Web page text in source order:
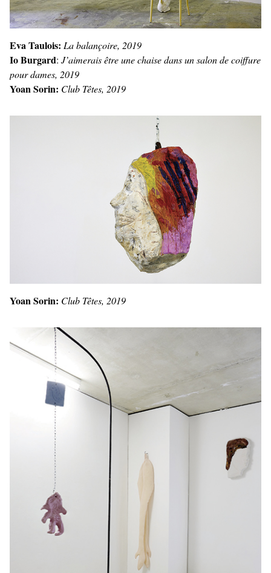
Eva Taulois: La balançoire, 2019
Io Burgard: J’aimerais être une chaise dans un salon de coiffure
pour dames, 2019
Yoan Sorin: Club Têtes, 2019
Yoan Sorin: Club Têtes, 2019